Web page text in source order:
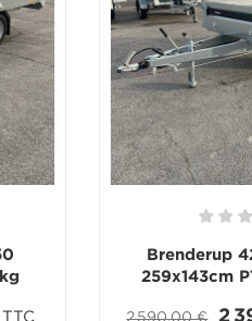
TTC
Brenderup
259x143cm
2 590,00 € 2